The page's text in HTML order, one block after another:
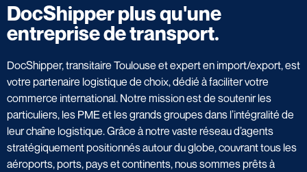
DocShipper plus qu'une
entreprise de transport.
DocShipper, transitaire Toulouse et expert en import/export, est
votre partenaire logistique de choix, dédié à faciliter votre
commerce international. Notre mission est de soutenir les
particuliers, les PME et les grands groupes dans l’intégralité de
leur chaîne logistique. Grâce à notre vaste réseau d’agents
stratégiquement positionnés autour du globe, couvrant tous les
aéroports, ports, pays et continents, nous sommes prêts à